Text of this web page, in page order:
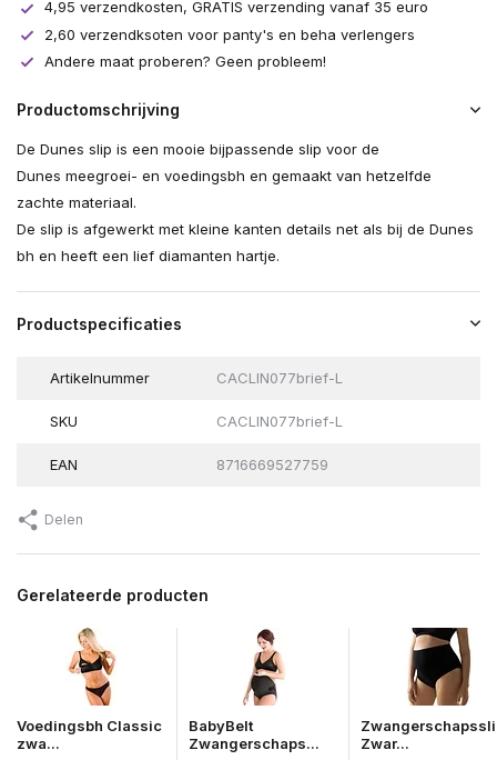
4,95 verzendkosten, GRATIS verzending vanaf 35 euro
2,60 verzendksoten voor panty's en beha verlengers
Andere maat proberen? Geen probleem!
Productomschrijving
De Dunes slip is een mooie bijpassende slip voor de
Dunes meegroei- en voedingsbh en gemaakt van hetzelfde
zachte materiaal.
De slip is afgewerkt met kleine kanten details net als bij de Dunes
bh en heeft een lief diamanten hartje.
Productspecificaties
Artikelnummer CACLIN077brief-L
SKU CACLIN077brief-L
EAN 8716669527759
Delen
Gerelateerde producten
Voedingsbh Classic
zwa...
BabyBelt
Zwangerschaps...
Zwar...